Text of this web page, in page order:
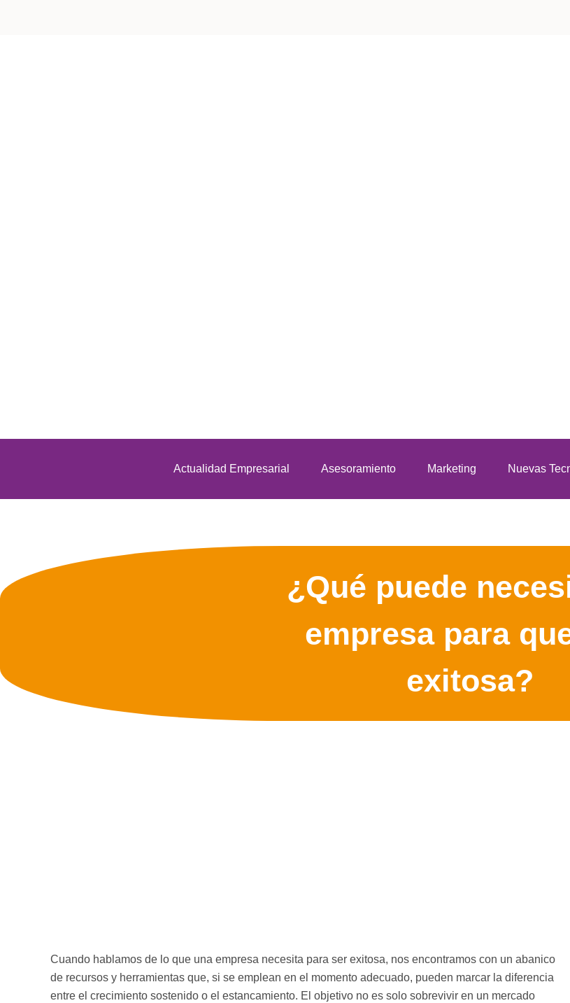
Actualidad Empresarial Asesoramiento Marketing Nuevas
¿Qué puede
empresa para
exitosa?
Cuando hablamos de lo que una empresa necesita para ser exitosa, nos encontramos con un abanico
de recursos y herramientas que, si se emplean en el momento adecuado, pueden marcar la diferencia
entre el crecimiento sostenido o el estancamiento. El objetivo no es solo sobrevivir en un mercado